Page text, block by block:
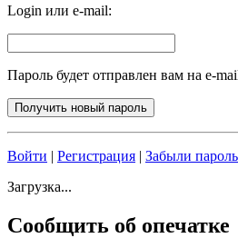
Login или e-mail:
Пароль будет отправлен вам на e-
Войти | Регистрация | Забыли
Загрузка...
Сообщить об опечатке